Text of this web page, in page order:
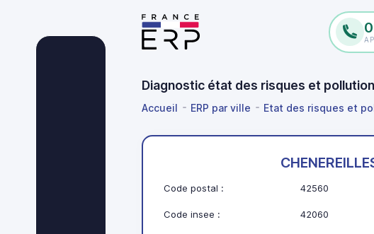
Diagnostic état des risques et pollution
Accueil ERP par ville Etat des risques et
Code postal : 42560
Code insee : 42060